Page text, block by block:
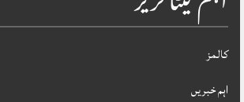
کالمز
اہم خبریں